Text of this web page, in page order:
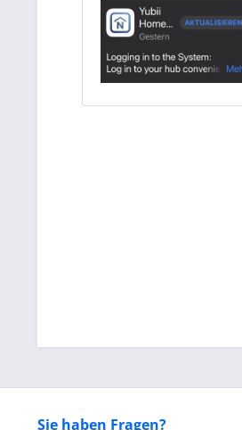
Sie haben Fragen?